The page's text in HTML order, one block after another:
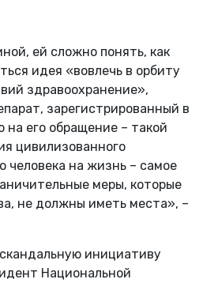
ей сложно понять, как
идея «вовлечь в орбиту
здравоохранение»,
зарегистрированный в
на его обращение – такой
цивилизованного
человека на жизнь – самое
меры, которые
не должны иметь места», –
инициативу
Национальной